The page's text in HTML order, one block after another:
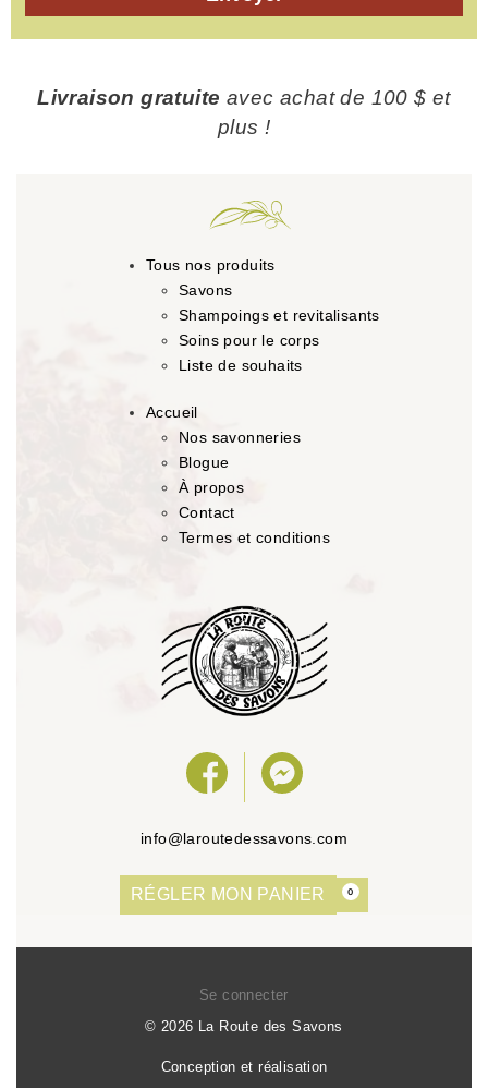
Livraison gratuite avec achat de 100 $ et
plus !
Tous nos produits
Savons
Shampoings et revitalisants
Soins pour le corps
Liste de souhaits
Accueil
Nos savonneries
Blogue
À propos
Contact
Termes et conditions
info@laroutedessavons.com
RÉGLER MON PANIER 0
© 2026 La Route des Savons
Se connecter
Conception et réalisation